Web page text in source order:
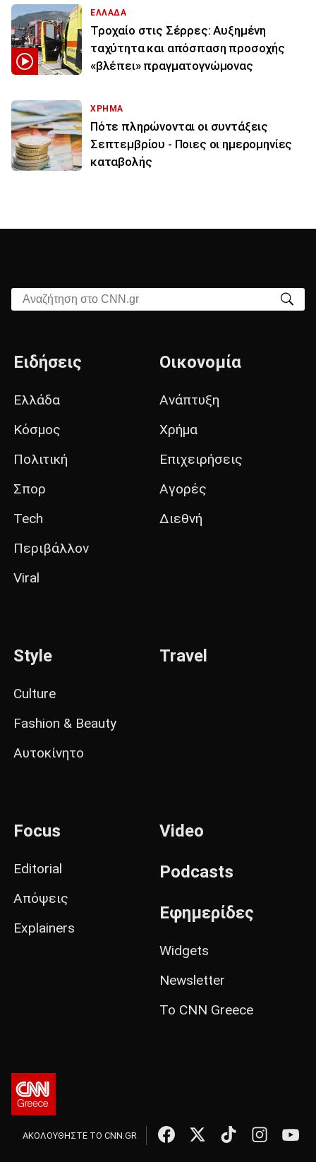
ΕΛΛΑΔΑ
Τροχαίο στις Σέρρες: Αυξημένη
ταχύτητα και απόσπαση προσοχής
«βλέπει» πραγματογνώμονας
ΧΡΗΜΑ
Πότε πληρώνονται οι συντάξεις
Σεπτεμβρίου - Ποιες οι ημερομηνίες
καταβολής
Αναζήτηση στο CNN.gr
Ειδήσεις
Ελλάδα
Κόσμος
Πολιτική
Σπορ
Tech
Περιβάλλον
Viral
Οικονομία
Ανάπτυξη
Χρήμα
Επιχειρήσεις
Αγορές
Διεθνή
Style
Culture
Fashion & Beauty
Αυτοκίνητο
Travel
Focus
Editorial
Απόψεις
Explainers
Video
Podcasts
Εφημερίδες
Widgets
Newsletter
Το CNN Greece
ΑΚΟΛΟΥΘΗΣΤΕ ΤΟ CNN.GR